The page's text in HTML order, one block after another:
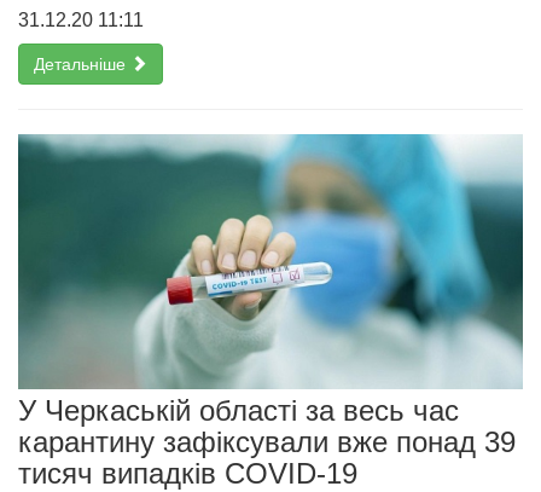
31.12.20 11:11
Детальніше
У Черкаській області за весь час
карантину зафіксували вже понад 39
тисяч випадків COVID-19